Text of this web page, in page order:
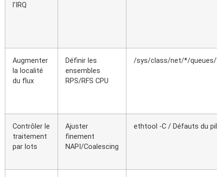
l'IRQ
Augmenter
la localité
du flux
Définir les
ensembles
RPS/RFS CPU
/sys/class/net/*/
Contrôler le
traitement
par lots
Ajuster
finement
NAPI/Coalescing
ethtool -C / Défauts du